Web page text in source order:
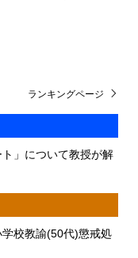
」について教授が解
校教諭(50代)懲戒処
ランキングページ